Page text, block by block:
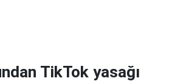
TikTok yasağı